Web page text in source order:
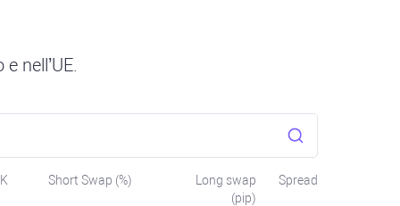
nell’UE.
Short Swap (%)
Long swap
(pip)
Spread